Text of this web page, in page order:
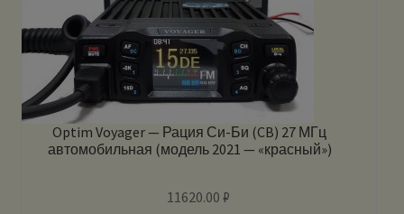
Optim Voyager — Рация Си-Би (CB) 27 МГц
автомобильная (модель 2021 — «красный»)
11620.00₽